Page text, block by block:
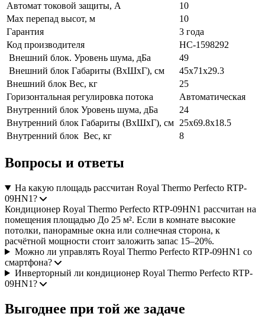
Автомат токовой защиты, А
10
Max перепад высот, м
10
Гарантия
3 года
Код производителя
НС-1598292
Внешний блок. Уровень шума, дБа
49
Внешний блок Габариты (ВхШхГ), см
45x71x29.3
Внешний блок Вес, кг
25
Горизонтальная регулировка потока
Автоматическая
Внутренний блок Уровень шума, дБа
24
Внутренний блок Габариты (ВхШхГ), см 25х69.8х18.5
Внутренний блок Вес, кг
8
Вопросы и ответы
На какую площадь рассчитан Royal Thermo Perfecto RTP-
09HN1?
Кондиционер Royal Thermo Perfecto RTP-09HN1 рассчитан на
помещения площадью До 25 м². Если в комнате высокие
потолки, панорамные окна или солнечная сторона, к
расчётной мощности стоит заложить запас 15–20%.
Можно ли управлять Royal Thermo Perfecto RTP-09HN1 со
смартфона?
Инверторный ли кондиционер Royal Thermo Perfecto RTP-
09HN1?
Выгоднее при той же задаче